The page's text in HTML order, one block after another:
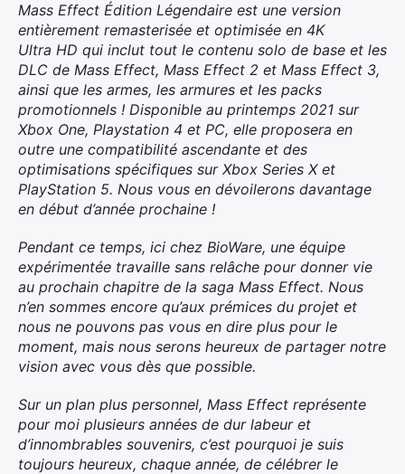
Mass Effect Édition Légendaire est une version
entièrement remasterisée et optimisée en 4K
Ultra HD qui inclut tout le contenu solo de base et les
DLC de Mass Effect, Mass Effect 2 et Mass Effect 3,
ainsi que les armes, les armures et les packs
promotionnels ! Disponible au printemps 2021 sur
Xbox One, Playstation 4 et PC, elle proposera en
outre une compatibilité ascendante et des
optimisations spécifiques sur Xbox Series X et
PlayStation 5. Nous vous en dévoilerons davantage
en début d’année prochaine !
Pendant ce temps, ici chez BioWare, une équipe
expérimentée travaille sans relâche pour donner vie
au prochain chapitre de la saga Mass Effect. Nous
n’en sommes encore qu’aux prémices du projet et
nous ne pouvons pas vous en dire plus pour le
moment, mais nous serons heureux de partager notre
vision avec vous dès que possible.
Sur un plan plus personnel, Mass Effect représente
pour moi plusieurs années de dur labeur et
d’innombrables souvenirs, c’est pourquoi je suis
toujours heureux, chaque année, de célébrer le